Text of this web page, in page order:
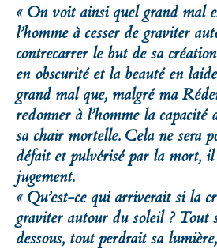
« On voit ainsi quel grand mal
l’homme à cesser de graviter
contrecarrer le but de sa
en obscurité et la beauté en
grand mal que, malgré ma
redonner à l’homme la
sa chair mortelle. Cela ne sera
défait et pulvérisé par la mort,
jugement.
« Qu’est-ce qui arriverait si la
graviter autour du soleil ? Tout
dessous, tout perdrait sa